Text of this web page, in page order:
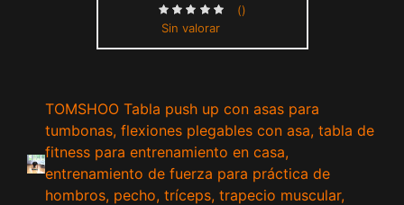
Sin valorar
()
TOMSHOO Tabla push up con asas para
tumbonas, flexiones plegables con asa, tabla de
fitness para entrenamiento en casa,
entrenamiento de fuerza para práctica de
hombros, pecho, tríceps, trapecio muscular,